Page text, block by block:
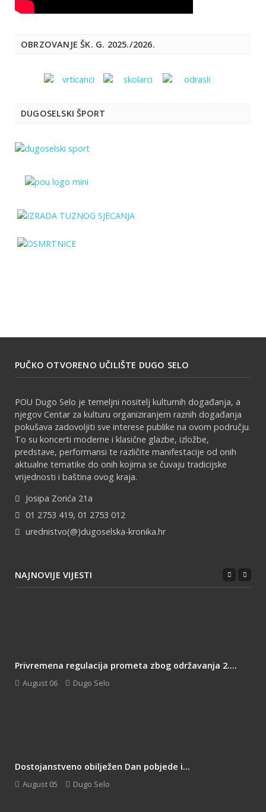
OBRZOVANJE ŠK. G. 2025./2026.
DUGOSELSKI ŠPORT
PUČKO OTVORENO UČILIŠTE DUGO SELO
POU Dugo Selo je temeljni nositelj kulturnih događanja, a
njegov Centar za kulturu organiziranjem raznih događanja
pokušava zadovoljiti sve interese publike na ovom području.
To su koncerti moderne i klasične glazbe, izložbe,
predstave, performansi te različite manifestacije od onih
aktualne tematike do onih kojima se čuvaju tradicijske
vrijednosti i baština ovog kraja.
Josipa Zorića 21a
01 2753 419, 01 2753 012
urednistvo(@)dugoselska-kronika.hr
NAJNOVIJE VIJESTI
Privremena regulacija prometa zbog održavanja 2....
August 06 Dugo Selo
Dostojanstveno obilježen Dan pobjede i...
August 05 Dugo Selo